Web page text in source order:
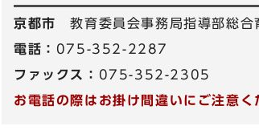
京都市教育委員会事務局指導部総合
電話： 075-352-2287
ファックス： 075-352-2305
お電話の際はお掛け間違いにご注意く